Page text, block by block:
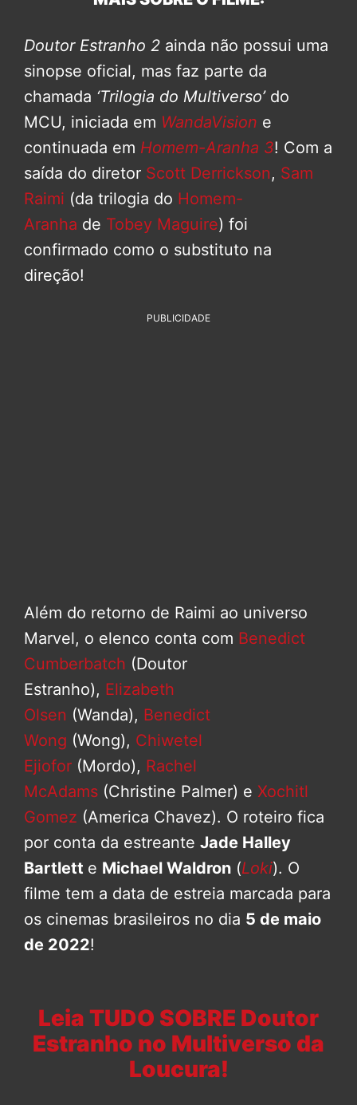
Doutor Estranho 2 ainda não possui uma
sinopse oficial, mas faz parte da
chamada ‘Trilogia do Multiverso’do
MCU, iniciada em WandaVision e
continuada em Homem-Aranha 3! Com a
saída do diretor Scott Derrickson, Sam
Raimi (da trilogia do Homem-
Aranha de Tobey Maguire) foi
confirmado como o substituto na
direção!
PUBLICIDADE
Além do retorno de Raimi ao universo
Marvel, o elenco conta com Benedict
Cumberbatch (Doutor
Estranho), Elizabeth
Olsen (Wanda), Benedict
Wong (Wong), Chiwetel
Ejiofor (Mordo), Rachel
McAdams (Christine Palmer) e Xochitl
Gomez (America Chavez). O roteiro fica
por conta da estreante Jade Halley
Bartlett e Michael Waldron (Loki). O
filme tem a data de estreia marcada para
os cinemas brasileiros no dia 5 de maio
de 2022!
Leia TUDO SOBRE Doutor
Estranho no Multiverso da
Loucura!